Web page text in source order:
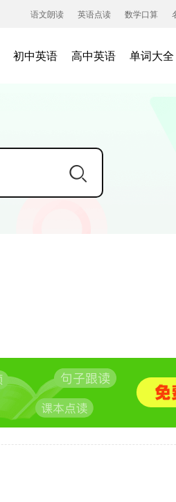
语文朗读 英语点读 数学口算
初中英语 高中英语 单词大全